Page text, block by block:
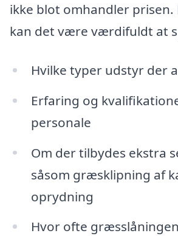
ikke blot omhandler prisen.
kan det være værdifuldt at
Hvilke typer udstyr der
Erfaring og
personale
Om der tilbydes ekstra
såsom græsklipning af
oprydning
Hvor ofte